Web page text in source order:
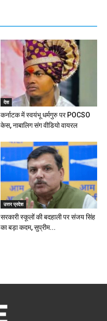
देश
कर्नाटक में स्वयंभू धर्मगुरु पर POCSO
केस, नाबालिग संग वीडियो वायरल
उत्तर प्रदेश
सरकारी स्कूलों की बदहाली पर संजय सिंह
का बड़ा कदम, सुप्रीम...